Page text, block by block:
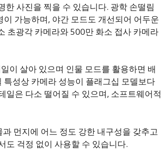
사진을 찍을 수 있습니다. 광학 손떨림
가능하며, 야간 모드도 개선되어 어두운
초광각 카메라와 500만 화소 접사 카메라
이 살아 있으며 인물 모드를 활용하면 배
성상 카메라 성능이 플래그십 모델보다
일은 다소 떨어질 수 있으며, 소프트웨어적
먼지에 어느 정도 강한 내구성을 갖추고
도 걱정 없이 사용할 수 있습니다.